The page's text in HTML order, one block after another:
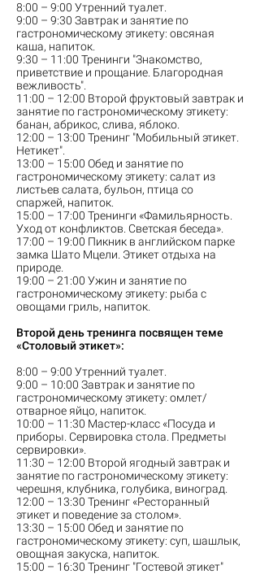
8:00 – 9:00 Утренний туалет.
9:00 – 9:30 Завтрак и занятие по
гастрономическому этикету: овсяная
каша, напиток.
9:30 – 11:00 Тренинги "Знакомство,
приветствие и прощание. Благородная
вежливость".
11:00 – 12:00 Второй фруктовый завтрак и
занятие по гастрономическому этикету:
банан, абрикос, слива, яблоко.
12:00 – 13:00 Тренинг "Мобильный этикет.
Нетикет".
13:00 – 15:00 Обед и занятие по
гастрономическому этикету: салат из
листьев салата, бульон, птица со
спаржей, напиток.
15:00 – 17:00 Тренинги «Фамильярность.
Уход от конфликтов. Светская беседа».
17:00 – 19:00 Пикник в английском парке
замка Шато Мцели. Этикет отдыха на
природе.
19:00 – 21:00 Ужин и занятие по
гастрономическому этикету: рыба с
овощами гриль, напиток.
Второй день тренинга посвящен теме
«Столовый этикет»:
8:00 – 9:00 Утренний туалет.
9:00 – 10:00 Завтрак и занятие по
гастрономическому этикету: омлет/
отварное яйцо, напиток.
10:00 – 11:30 Мастер-класс «Посуда и
приборы. Сервировка стола. Предметы
сервировки».
11:30 – 12:00 Второй ягодный завтрак и
занятие по гастрономическому этикету:
черешня, клубника, голубика, виноград.
12:00 – 13:30 Тренинг «Ресторанный
этикет и поведение за столом».
13:30 – 15:00 Обед и занятие по
гастрономическому этикету: суп, шашлык,
овощная закуска, напиток.
15:00 – 16:30 Тренинг "Гостевой этикет"